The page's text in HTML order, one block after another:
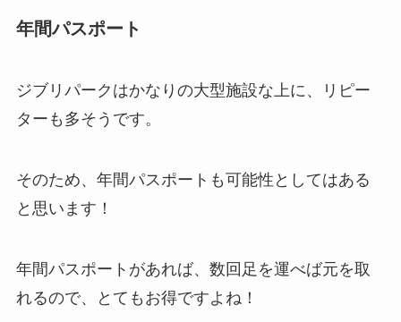
年間パスポート
ジブリパークはかなりの大型施設な上に、リピー
ターも多そうです。
そのため、年間パスポートも可能性としてはある
と思います！
年間パスポートがあれば、数回足を運べば元を取
れるので、とてもお得ですよね！